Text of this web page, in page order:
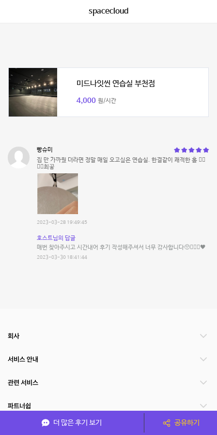
spacecloud
미드나잇씬 연습실 부천점
4,000 원/시간
빵슈미
집 만 가까웠 더라면 정말 매일 오고싶은 연습실. 한결같이 쾌적한 홀 👍🏻
👍🏻최곻
2023-03-28 19:49:45
호스트님의 답글
매번 찾아주시고 시간내어 후기 작성해주셔서 너무 감사합니다🥺🙇🏻‍♀️🖤
2023-03-30 18:41:44
더 많은 후기 보기 공유하기
회사
서비스 안내
관련 서비스
파트너쉽
서비스 제공 국가